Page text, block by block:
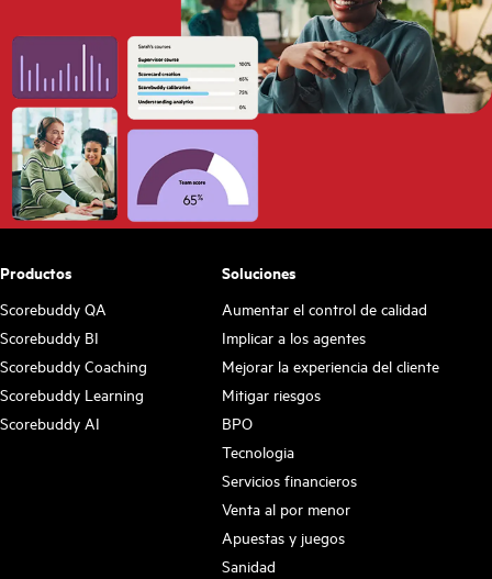
Productos
Scorebuddy QA
Scorebuddy BI
Scorebuddy Coaching
Scorebuddy Learning
Scorebuddy AI
Soluciones
Aumentar el control de calidad
Implicar a los agentes
Mejorar la experiencia del cliente
Mitigar riesgos
BPO
Tecnologia
Servicios financieros
Venta al por menor
Apuestas y juegos
Sanidad